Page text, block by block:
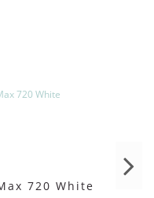
720 White